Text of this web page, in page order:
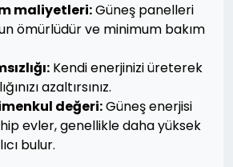
maliyetleri:Güneş panelleri
ömürlüdür ve minimum bakım
Kendi enerjinizi üreterek
azaltırsınız.
değeri:Güneş enerjisi
evler, genellikle daha yüksek
bulur.